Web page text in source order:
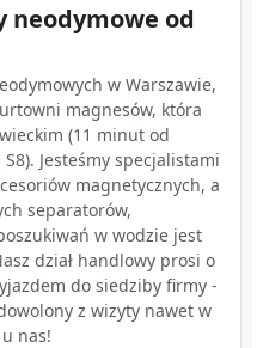
neodymowe od
w Warszawie,
magnesów, która
(11 minut od
Jesteśmy specjalistami
magnetycznych, a
separatorów,
w wodzie jest
dział handlowy prosi o
do siedziby firmy -
z wizyty nawet w
nas!